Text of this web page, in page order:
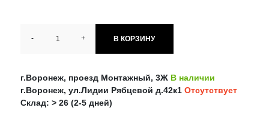
- + В КОРЗИНУ
г.Воронеж, проезд Монтажный, 3Ж В наличии
г.Воронеж, ул.Лидии Рябцевой д.42к1 Отсутствует
Склад: > 26 (2-5 дней)